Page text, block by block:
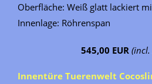
Oberfläche: Weiß glatt lackiert
Innenlage: Röhrenspan
545,00 EUR (incl.
Innentüre Tuerenwelt